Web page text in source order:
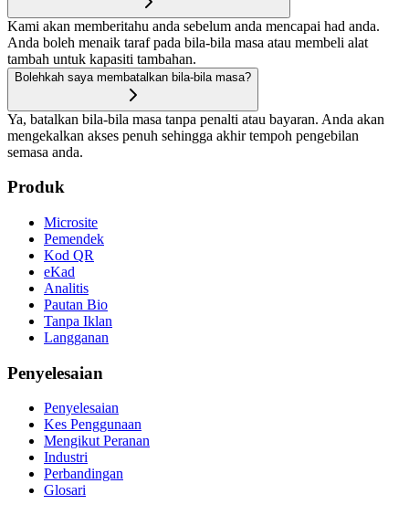
Kami akan memberitahu anda sebelum anda mencapai had anda.
Anda boleh menaik taraf pada bila-bila masa atau membeli alat
tambah untuk kapasiti tambahan.
Bolehkah saya membatalkan bila-bila masa?
Ya, batalkan bila-bila masa tanpa penalti atau bayaran. Anda akan
mengekalkan akses penuh sehingga akhir tempoh pengebilan
semasa anda.
Produk
Microsite
Pemendek
Kod QR
eKad
Analitis
Pautan Bio
Tanpa Iklan
Langganan
Penyelesaian
Penyelesaian
Kes Penggunaan
Mengikut Peranan
Industri
Perbandingan
Glosari